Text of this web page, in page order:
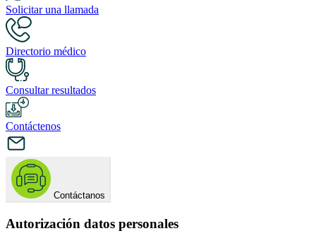
Solicitar una llamada
Directorio médico
Consultar resultados
Contáctenos
Contáctanos
Autorización datos personales